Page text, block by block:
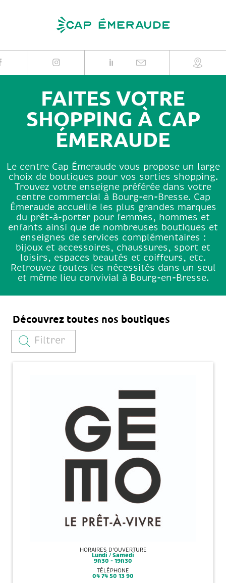
FAITES VOTRE
SHOPPING À CAP
ÉMERAUDE
Le centre Cap Émeraude vous propose un large
choix de boutiques pour vos sorties shopping.
Trouvez votre enseigne préférée dans votre
centre commercial à Bourg-en-Bresse. Cap
Émeraude accueille les plus grandes marques
du prêt-à-porter pour femmes, hommes et
enfants ainsi que de nombreuses boutiques et
enseignes de services complémentaires :
bijoux et accessoires, chaussures, sport et
loisirs, espaces beautés et coiffeurs, etc.
Retrouvez toutes les nécessités dans un seul
et même lieu convivial à Bourg-en-Bresse.
Découvrez toutes nos boutiques
Filtrer
HORAIRES D'OUVERTURE
Lundi / Samedi
9h30 - 19h30
TÉLÉPHONE
04 74 50 13 90